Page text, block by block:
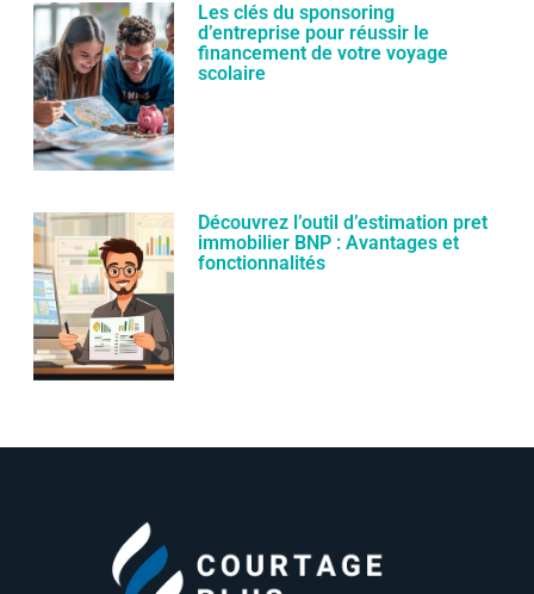
Les clés du sponsoring
d’entreprise pour réussir le
financement de votre voyage
scolaire
Découvrez l’outil d’estimation pret
immobilier BNP : Avantages et
fonctionnalités